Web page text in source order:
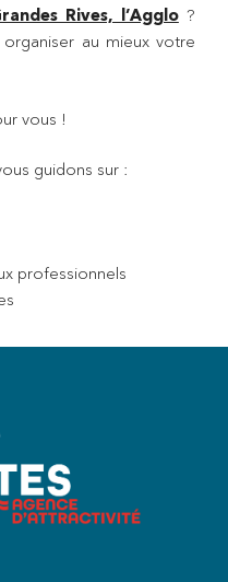
Rives, l’Agglo?
au mieux votre
vous !
guidons sur :
professionnels